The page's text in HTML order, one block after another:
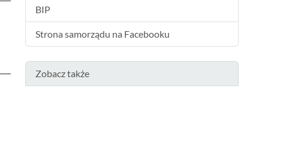
BIP
Strona samorządu na Facebooku
Zobacz także